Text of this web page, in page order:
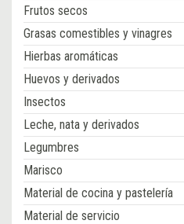
Frutos secos
Grasas comestibles y vinagres
Hierbas aromáticas
Huevos y derivados
Insectos
Leche, nata y derivados
Legumbres
Marisco
Material de cocina y pastelería
Material de servicio